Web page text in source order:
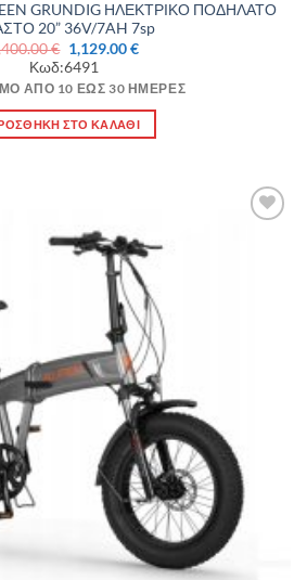
GRUNDIG ΗΛΕΚΤΡΙΚΟ ΠΟΔΗΛΑΤΟ
20” 36V/7AH 7sp
€ Original
price
was:
1,400.00 €.
1,129.00€Η
είναι:
Κωδ:6491
ΑΠΌ 10 ΈΩΣ 30 ΗΜΈΡΕΣ
ΣΤΟ ΚΑΛΆΘΙ